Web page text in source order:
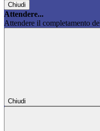
Chiudi
Attendere...
Attendere il completamento
Chiudi